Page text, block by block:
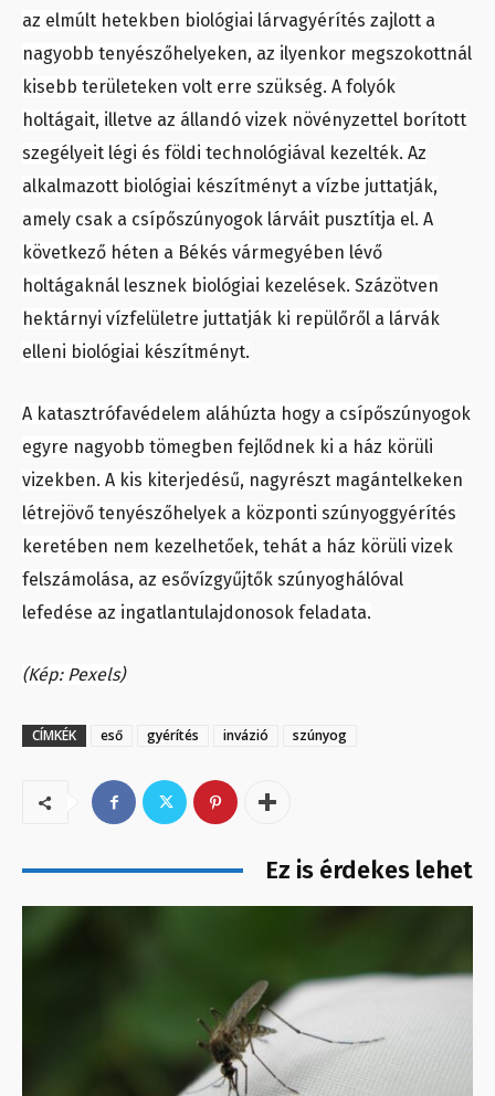
az elmúlt hetekben biológiai lárvagyérítés zajlott a
nagyobb tenyészőhelyeken, az ilyenkor megszokottnál
kisebb területeken volt erre szükség. A folyók
holtágait, illetve az állandó vizek növényzettel borított
szegélyeit légi és földi technológiával kezelték. Az
alkalmazott biológiai készítményt a vízbe juttatják,
amely csak a csípőszúnyogok lárváit pusztítja el. A
következő héten a Békés vármegyében lévő
holtágaknál lesznek biológiai kezelések. Százötven
hektárnyi vízfelületre juttatják ki repülőről a lárvák
elleni biológiai készítményt.
A katasztrófavédelem aláhúzta hogy a csípőszúnyogok
egyre nagyobb tömegben fejlődnek ki a ház körüli
vizekben. A kis kiterjedésű, nagyrészt magántelkeken
létrejövő tenyészőhelyek a központi szúnyoggyérítés
keretében nem kezelhetőek, tehát a ház körüli vizek
felszámolása, az esővízgyűjtők szúnyoghálóval
lefedése az ingatlantulajdonosok feladata.
(Kép: Pexels)
CÍMKÉK eső gyérítés invázió szúnyog
Ez is érdekes lehet